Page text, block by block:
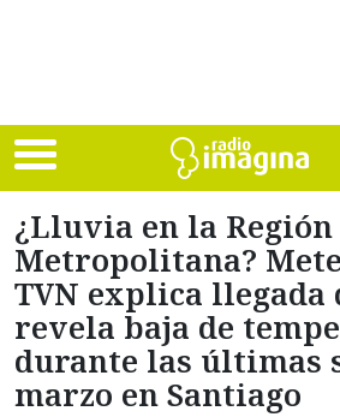
¿Lluvia en la Región
Metropolitana?
TVN explica llegada
revela baja de
durante las últimas
marzo en Santiago